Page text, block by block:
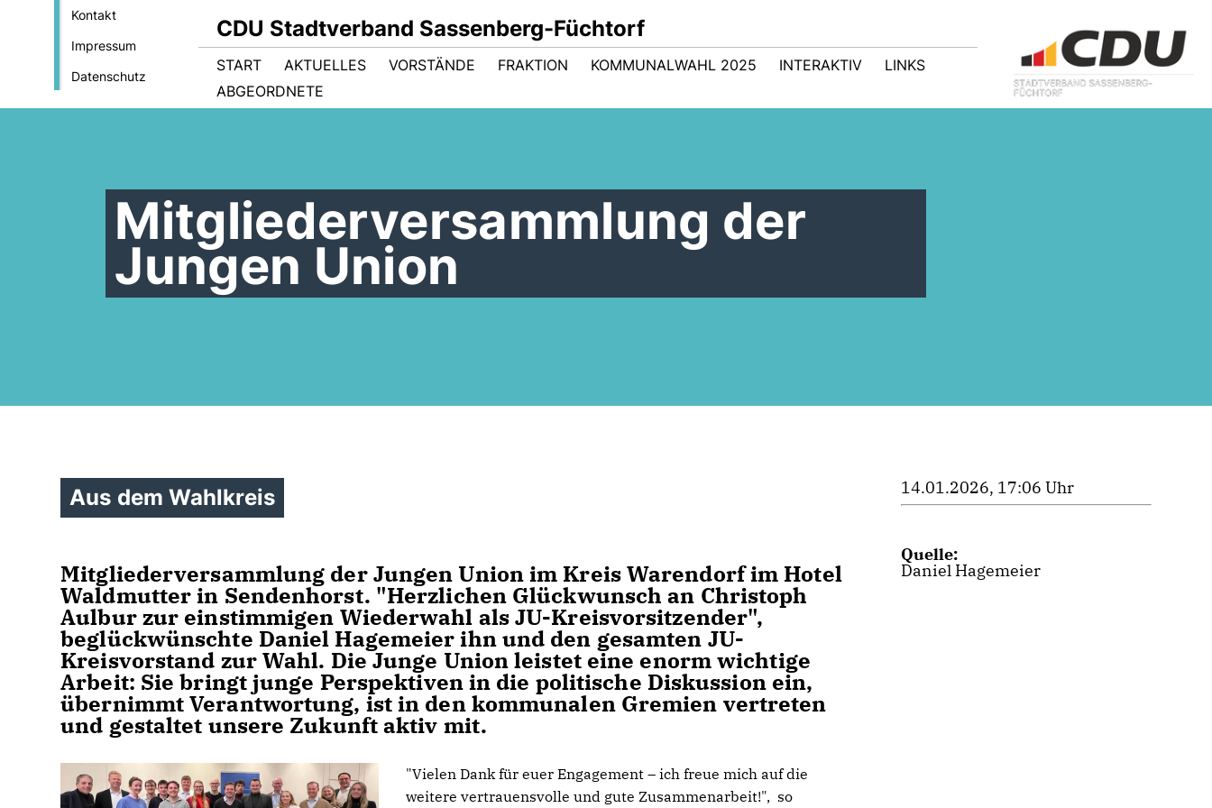
Kontakt
Impressum
Datenschutz
CDU Stadtverband Sassenberg-Füchtorf
START AKTUELLES VORSTÄNDE FRAKTION KOMMUNALWAHL 2025 INTERAKTIV
LINKS
ABGEORDNETE
Mitgliederversammlung der
Jungen Union
Aus dem Wahlkreis
Mitgliederversammlung der Jungen Union im Kreis Warendorf im Hotel
Waldmutter in Sendenhorst. "Herzlichen Glückwunsch an Christoph
Aulbur zur einstimmigen Wiederwahl als JU-Kreisvorsitzender",
beglückwünschte Daniel Hagemeier ihn und den gesamten JU-
Kreisvorstand zur Wahl. Die Junge Union leistet eine enorm wichtige
Arbeit: Sie bringt junge Perspektiven in die politische Diskussion ein,
übernimmt Verantwortung, ist in den kommunalen Gremien vertreten
und gestaltet unsere Zukunft aktiv mit.
"Vielen Dank für euer Engagement – ich freue mich auf die
weitere vertrauensvolle und gute Zusammenarbeit!", so
14.01.2026, 17:06 Uhr
Quelle:
Daniel Hagemeier